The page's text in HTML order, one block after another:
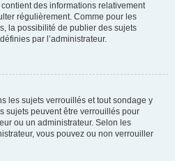
des informations relativement
régulièrement. Comme pour les
la possibilité de publier des sujets
par l’administrateur.
les sujets verrouillés et tout sondage y
sujets peuvent être verrouillés pour
ou un administrateur. Selon les
vous pouvez ou non verrouiller